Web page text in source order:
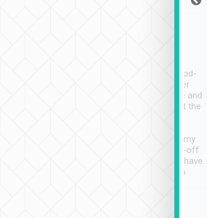
service, vehicles in good-
condition and the driver
service was awesome and
thoughtful. Driver went the
have safely arrived at my
destination after drop-off.
Definitely something I have
not seen elsewhere 👍